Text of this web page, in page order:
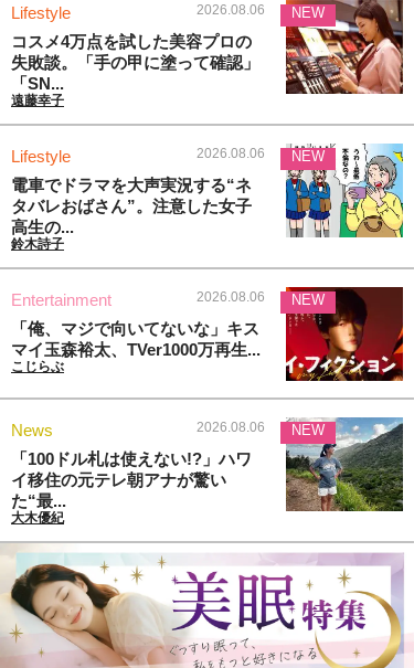
Lifestyle 2026.08.06
コスメ4万点を試した美容プロの
失敗談。「手の甲に塗って確認」
「SN...
遠藤幸子
NEW
Lifestyle 2026.08.06
電車でドラマを大声実況する“ネ
タバレおばさん”。注意した女子
高生の...
鈴木詩子
NEW
Entertainment 2026.08.06
「俺、マジで向いてないな」キス
マイ玉森裕太、TVer1000万再生...
こじらぶ
NEW
News 2026.08.06
「100ドル札は使えない!?」ハワ
イ移住の元テレ朝アナが驚い
た“最...
大木優紀
NEW